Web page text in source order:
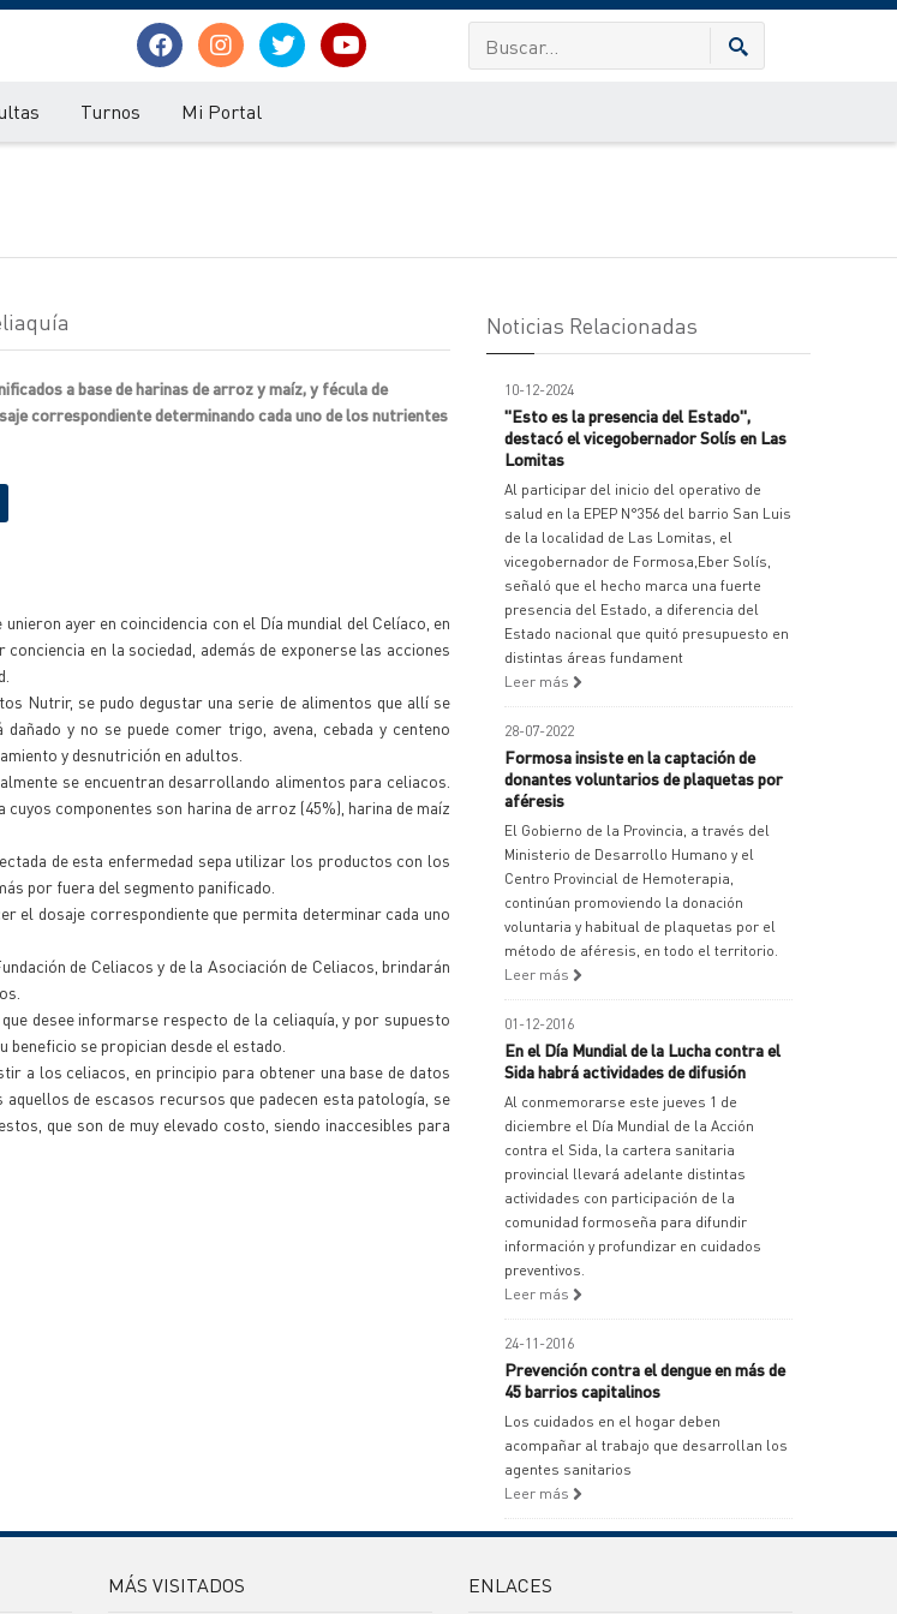
Turnos Mi Portal
a base de harinas de arroz y maíz, y fécula de
correspondiente determinando cada uno de los nutrientes
ayer en coincidencia con el Día mundial del Celíaco, en
en la sociedad, además de exponerse las acciones
Nutrir, se pudo degustar una serie de alimentos que allí se
y no se puede comer trigo, avena, cebada y centeno
y desnutrición en adultos.
se encuentran desarrollando alimentos para celiacos.
componentes son harina de arroz (45%), harina de maíz
de esta enfermedad sepa utilizar los productos con los
por fuera del segmento panificado.
el dosaje correspondiente que permita determinar cada uno
de Celiacos y de la Asociación de Celiacos, brindarán
desee informarse respecto de la celiaquía, y por supuesto
se propician desde el estado.
a los celiacos, en principio para obtener una base de datos
de escasos recursos que padecen esta patología, se
que son de muy elevado costo, siendo inaccesibles para
Noticias Relacionadas
10-12-2024
"Esto es la presencia del Estado",
destacó el vicegobernador Solís en Las
Lomitas
Al participar del inicio del operativo de
salud en la EPEP N°356 del barrio San Luis
de la localidad de Las Lomitas, el
vicegobernador de Formosa,Eber Solís,
señaló que el hecho marca una fuerte
presencia del Estado, a diferencia del
Estado nacional que quitó presupuesto en
distintas áreas fundament
Leer más
28-07-2022
Formosa insiste en la captación de
donantes voluntarios de plaquetas por
aféresis
El Gobierno de la Provincia, a través del
Ministerio de Desarrollo Humano y el
Centro Provincial de Hemoterapia,
continúan promoviendo la donación
voluntaria y habitual de plaquetas por el
método de aféresis, en todo el territorio.
Leer más
01-12-2016
En el Día Mundial de la Lucha contra el
Sida habrá actividades de difusión
Al conmemorarse este jueves 1 de
diciembre el Día Mundial de la Acción
contra el Sida, la cartera sanitaria
provincial llevará adelante distintas
actividades con participación de la
comunidad formoseña para difundir
información y profundizar en cuidados
preventivos.
Leer más
24-11-2016
Prevención contra el dengue en más de
45 barrios capitalinos
Los cuidados en el hogar deben
acompañar al trabajo que desarrollan los
agentes sanitarios
Leer más
MÁS VISITADOS ENLACES